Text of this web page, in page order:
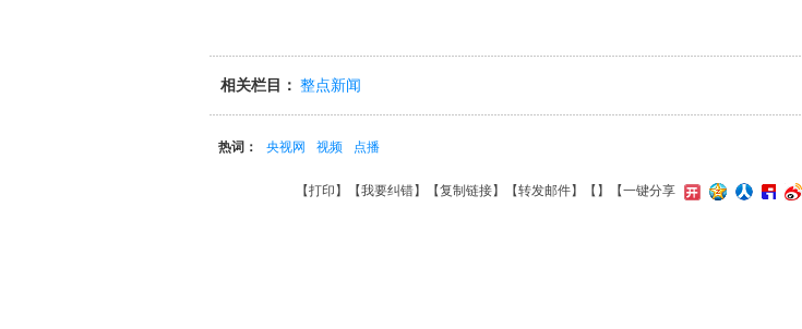
相关栏目： 整点新闻
热词： 央视网 视频 点播
【打印 】【我要纠错】【复制链接】【转发邮件】【 】 【一键分享